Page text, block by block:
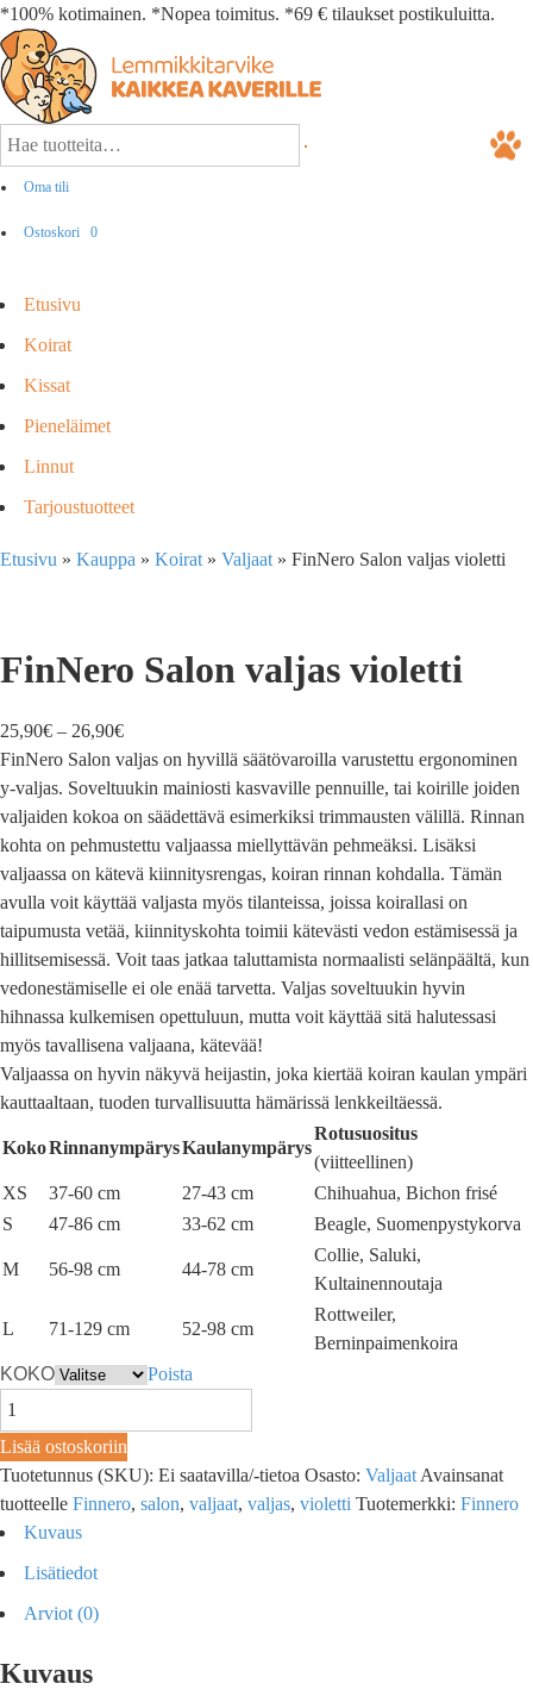
*100% kotimainen. *Nopea toimitus. *69 € tilaukset postikuluitta.
Oma tili
Ostoskori 0
Etusivu
Koirat
Kissat
Pieneläimet
Linnut
Tarjoustuotteet
Etusivu » Kauppa » Koirat » Valjaat » FinNero Salon valjas violetti
FinNero Salon valjas violetti
25,90€ – 26,90€
FinNero Salon valjas on hyvillä säätövaroilla varustettu ergonominen
y-valjas. Soveltuukin mainiosti kasvaville pennuille, tai koirille joiden
valjaiden kokoa on säädettävä esimerkiksi trimmausten välillä. Rinnan
kohta on pehmustettu valjaassa miellyttävän pehmeäksi. Lisäksi
valjaassa on kätevä kiinnitysrengas, koiran rinnan kohdalla. Tämän
avulla voit käyttää valjasta myös tilanteissa, joissa koirallasi on
taipumusta vetää, kiinnityskohta toimii kätevästi vedon estämisessä ja
hillitsemisessä. Voit taas jatkaa taluttamista normaalisti selänpäältä, kun
vedonestämiselle ei ole enää tarvetta. Valjas soveltuukin hyvin
hihnassa kulkemisen opettuluun, mutta voit käyttää sitä halutessasi
myös tavallisena valjaana, kätevää!
Valjaassa on hyvin näkyvä heijastin, joka kiertää koiran kaulan ympäri
kauttaaltaan, tuoden turvallisuutta hämärissä lenkkeiltäessä.
KokoRinnanympärysKaulanympärys
Rotusuositus
(viitteellinen)
XS
37-60 cm 27-43 cm
Chihuahua, Bichon frisé
S
47-86 cm 33-62 cm Beagle, Suomenpystykorva
M 56-98 cm 44-78 cm
Collie, Saluki,
Kultainennoutaja
L 71-129 cm 52-98 cm
Rottweiler,
Berninpaimenkoira
KOKO
Poista
Lisää ostoskoriin
Tuotetunnus (SKU): Ei saatavilla/-tietoa Osasto: Valjaat Avainsanat
tuotteelle Finnero, salon, valjaat, valjas, violetti Tuotemerkki: Finnero
Kuvaus
Lisätiedot
Arviot (0)
Kuvaus